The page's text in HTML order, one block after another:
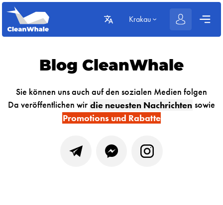
Krakau
Blog CleanWhale
Sie können uns auch auf den sozialen Medien folgen
Da veröffentlichen wir die neuesten Nachrichten sowie
Promotions und Rabatte